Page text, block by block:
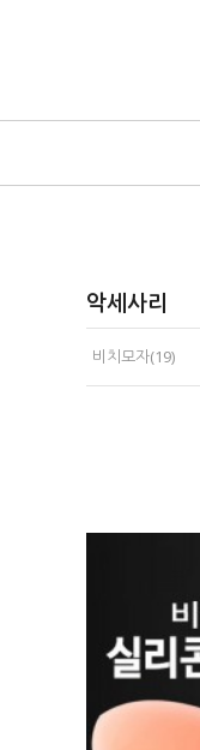
악세사리
비치모자(19)